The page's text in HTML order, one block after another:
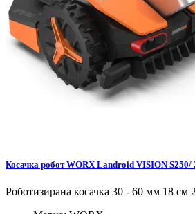
Косачка робот WORX Landroid VISION S250/
Роботизирана косачка 30 - 60 мм 18 см